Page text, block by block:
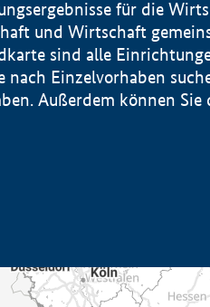
für die
und Wirtschaft
sind alle
Einzelvorhaben
Außerdem können